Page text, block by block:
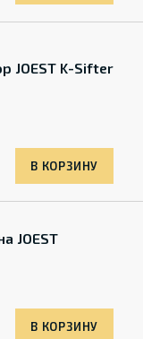
JOEST K-Sifter
В КОРЗИНУ
JOEST
В КОРЗИНУ